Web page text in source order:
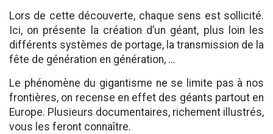
Lors de cette découverte, chaque sens est sollicité.
Ici, on présente la création d’un géant, plus loin les
différents systèmes de portage, la transmission de la
fête de génération en génération, …
Le phénomène du gigantisme ne se limite pas à nos
frontières, on recense en effet des géants partout en
Europe. Plusieurs documentaires, richement illustrés,
vous les feront connaître.